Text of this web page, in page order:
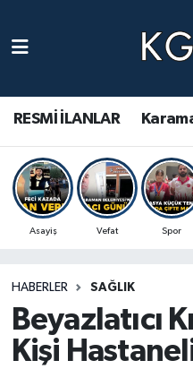
RESMİ İLANLAR
Asayiş Vefat Spor
HABERLER SAĞLIK
Beyazlatıcı
Kişi
Gündem Haberleri
Güncel Haberler
Spor Haberleri
Ulusal Haberler
Vefat Edenler